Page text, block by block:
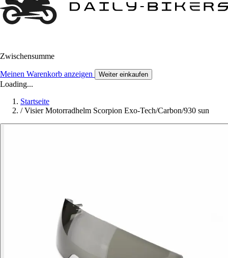
Zwischensumme
Meinen Warenkorb anzeigen Weiter einkaufen
Loading...
Startseite
/ Visier Motorradhelm Scorpion Exo-Tech/Carbon/930 sun